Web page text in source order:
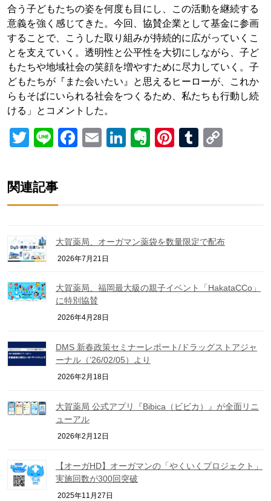
合う⼦どもたちの姿を何度も目にし、この活動を継続する
意義を強く感じてきた。今回、協賛企業として基⾦に参画
することで、こうした取り組みが持続的に広がっていくこ
とを⽀えていく。透明性と公平性を大切にしながら、⼦ど
もたちや地域社会の笑顔を増やすために尽⼒していく。⼦
どもたちが『また会いたい』と思えるヒーローが、これか
らもそばにいられる社会をつくるため、私たちも⾏動し続
ける」とコメントした。
Twitter
LineFacebook
EmailLinkedIn
Evernote
Pinterest
Tumblr
関連記事
大賀薬局、オーガマン薬袋を数量限定で配布
2026年7月21日
大賀薬局、福岡最大級の親子イベント「HakataCCo」
に特別協賛
2026年4月28日
DMS 新春政策セミナーレポート/ドラッグストアジャ
ーナル（’26/02/05）より
2026年2月18日
大賀薬局 公式アプリ『Bibica（ビビカ）』が全面リニ
ューアル
2026年2月12日
【オーガHD】オーガマンの「やくいくプロジェクト」
実施回数が300回突破
2025年11月27日